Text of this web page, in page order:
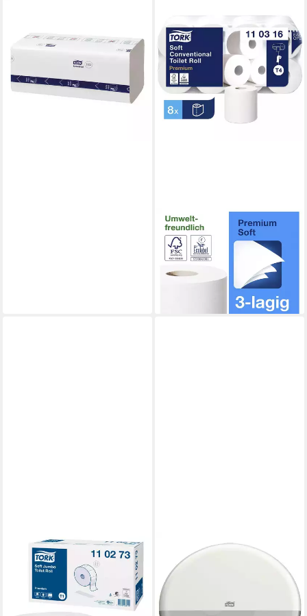
Continuous Universal H5, 1-
lagig, Tissue, 20,1x22,5 cm,
weiß, 4920 Blatt
ab 91,33 €
lieferbar - in 5-6 Werktagen bei dir
TORK
Toilettenpapier Premium (72-
St), 3-lagig, hochweiß ohne
Prägung, 250 Blatt/Rolle
ab 79,05 €
lieferbar - in 5-6 Werktagen bei dir
Toilettenpapierhalter 1
Spender für Jumbo
St)